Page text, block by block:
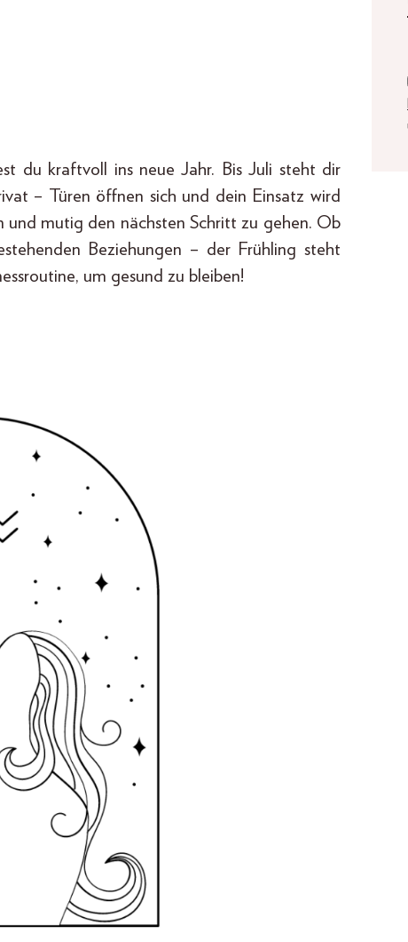
du kraftvoll ins neue Jahr. Bis Juli steht dir
– Türen öffnen sich und dein Einsatz wird
und mutig den nächsten Schritt zu gehen. Ob
Beziehungen – der Frühling steht
um gesund zu bleiben!